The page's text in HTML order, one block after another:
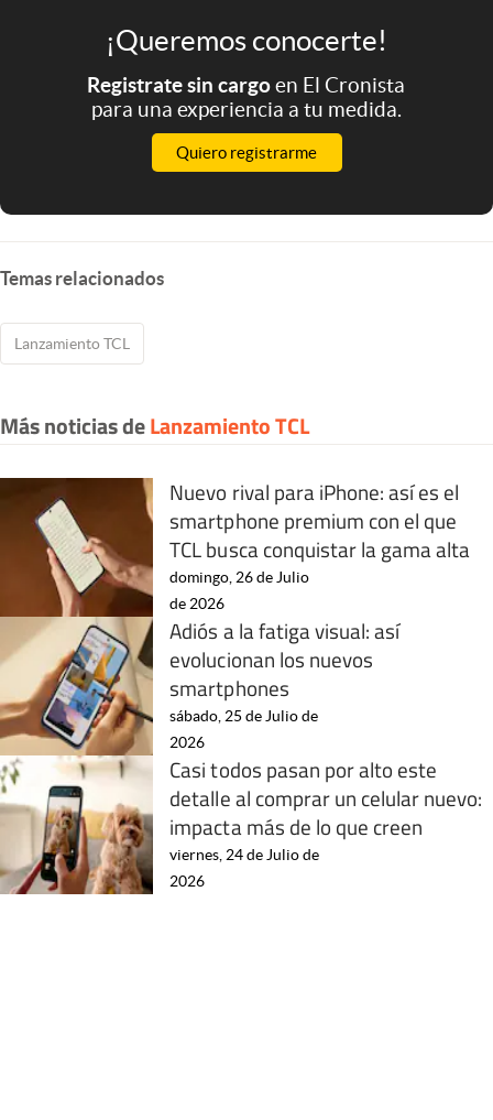
¡Queremos conocerte!
Registrate sin cargoen El Cronista
para una experiencia a tu medida.
Quiero registrarme
Temas relacionados
Lanzamiento TCL
Más noticias deLanzamiento TCL
Nuevo rival para iPhone: así es el
smartphone premium con el que
TCL busca conquistar la gama alta
domingo, 26 de Julio
de 2026
Adiós a la fatiga visual: así
evolucionan los nuevos
smartphones
sábado, 25 de Julio de
2026
Casi todos pasan por alto este
detalle al comprar un celular nuevo:
impacta más de lo que creen
viernes, 24 de Julio de
2026